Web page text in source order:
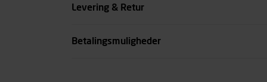
Levering & Retur
Betalingsmuligheder